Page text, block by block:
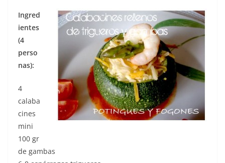
Ingred
ientes
(4
perso
nas):
4
calaba
cines
mini
100 gr
de gambas